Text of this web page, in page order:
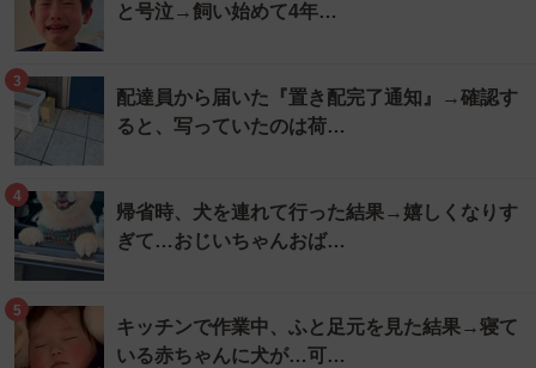
と号泣→飼い始めて4年…
3
配達員から届いた『置き配完了通知』→確認す
ると、写っていたのは荷…
4
帰省時、犬を連れて行った結果→嬉しくなりす
ぎて…おじいちゃんおば…
5
キッチンで作業中、ふと足元を見た結果→寝て
いる赤ちゃんに犬が…可…